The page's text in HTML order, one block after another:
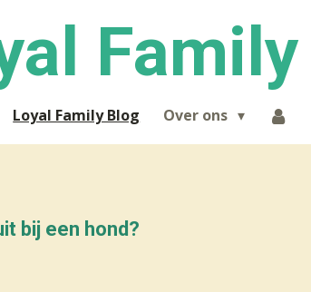
Family
Loyal Family Blog Over ons
bij een hond?